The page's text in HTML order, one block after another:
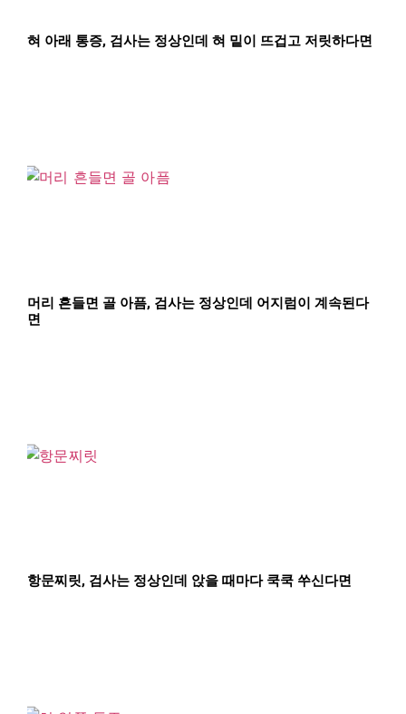
혀 아래 통증, 검사는 정상인데 혀 밑이 뜨겁고 저릿하다면
머리 흔들면 골 아픔, 검사는 정상인데 어지럼이 계속된다
면
항문찌릿, 검사는 정상인데 앉을 때마다 쿡쿡 쑤신다면